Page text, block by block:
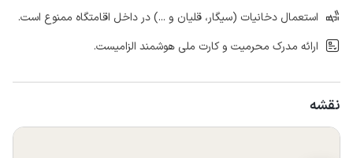
استعمال دخانیات (سیگار، قلیان و ...) در داخل اقامتگاه ممنوع است.
ارائه مدرک محرمیت و کارت ملی هوشمند الزامیست.
نقشه